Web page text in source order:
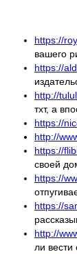
https://
вашего
https://
http://
тхт, а
https://
http://
https://
своей
https://
https://
http://
ли